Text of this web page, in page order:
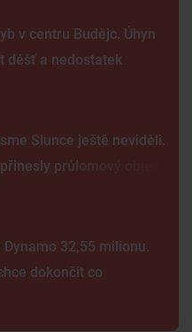
v centru Budějc. Úhyn
déšť a nedostatek
Slunce ještě neviděli.
průlomový objev
32,55 milionu.
dokončit co